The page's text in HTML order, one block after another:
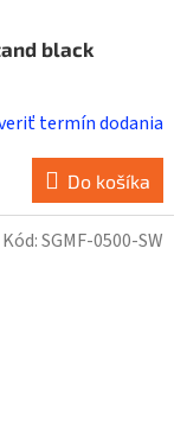
black
termín dodania
Do košíka
Kód:SGMF-0500-SW